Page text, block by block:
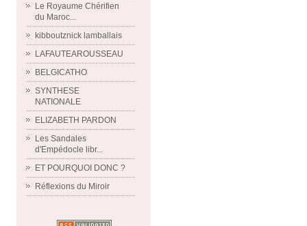
Le Royaume Chérifien
du Maroc...
kibboutznick lamballais
LAFAUTEAROUSSEAU
BELGICATHO
SYNTHESE
NATIONALE
ELIZABETH PARDON
Les Sandales
d'Empédocle libr...
ET POURQUOI DONC ?
Réflexions du Miroir